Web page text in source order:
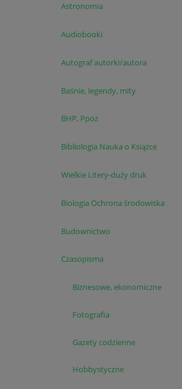
Astronomia
Audiobooki
Autograf autorki/autora
Baśnie, legendy, mity
BHP, Ppoż
Bibliologia Nauka o Książce
Wielkie Litery-duży druk
Biologia Ochrona środowiska
Budownictwo
Czasopisma
Biznesowe, ekonomiczne
Fotografia
Gazety codzienne
Hobbystyczne